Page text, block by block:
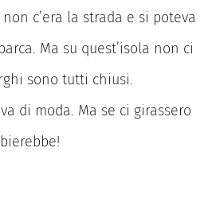
c’era la strada e si poteva
Ma su quest’isola non ci
sono tutti chiusi.
di moda. Ma se ci girassero